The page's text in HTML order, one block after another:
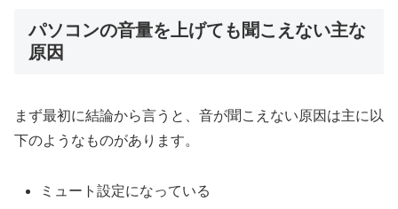
パソコンの音量を上げても聞こえない主な
原因
まず最初に結論から言うと、音が聞こえない原因は主に以
下のようなものがあります。
ミュート設定になっている